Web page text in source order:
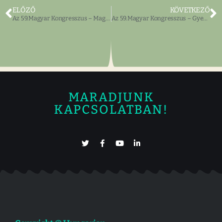
ELŐZŐ
Az 59.Magyar Kongresszus – Magyar Kongresszus témája
KÖVETKEZŐ
Az 59.Magyar Kongresszus – Gyermekprogram
MARADJUNK
KAPCSOLATBAN!